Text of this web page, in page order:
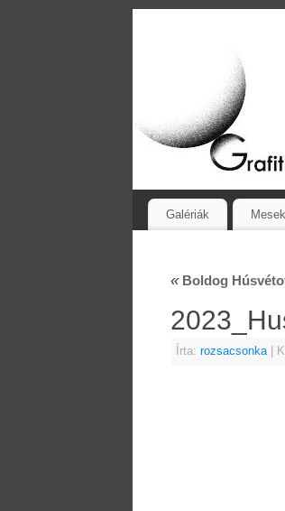
Galériák
«Boldog
Írta: rozsacsonka